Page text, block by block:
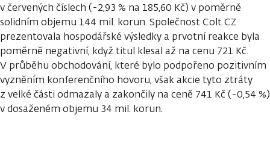
v červených číslech (-2,93 % na 185,60 Kč) v poměrně
solidním objemu 144 mil. korun. Společnost Colt CZ
prezentovala hospodářské výsledky a prvotní reakce byla
poměrně negativní, když titul klesal až na cenu 721 Kč.
V průběhu obchodování, které bylo podpořeno pozitivním
vyzněním konferenčního hovoru, však akcie tyto ztráty
z velké části odmazaly a zakončily na ceně 741 Kč (-0,54 %)
v dosaženém objemu 34 mil. korun.